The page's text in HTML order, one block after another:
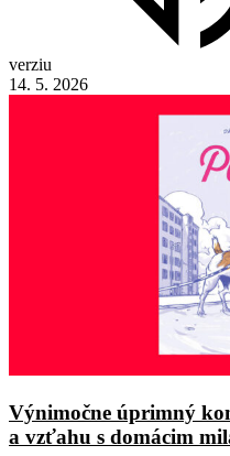
verziu
14. 5. 2026
Výnimočne úprimný
a vzťahu s domácim